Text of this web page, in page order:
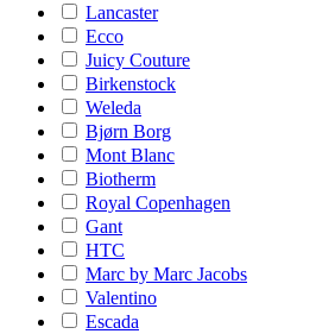
Lancaster
Ecco
Juicy Couture
Birkenstock
Weleda
Bjørn Borg
Mont Blanc
Biotherm
Royal Copenhagen
Gant
HTC
Marc by Marc Jacobs
Valentino
Escada